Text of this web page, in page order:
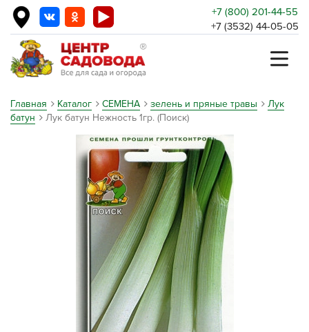
+7 (800) 201-44-55
+7 (3532) 44-05-05
Главная Каталог СЕМЕНА зелень и пряные травы
Лук
батун
Лук батун Нежность 1гр. (Поиск)